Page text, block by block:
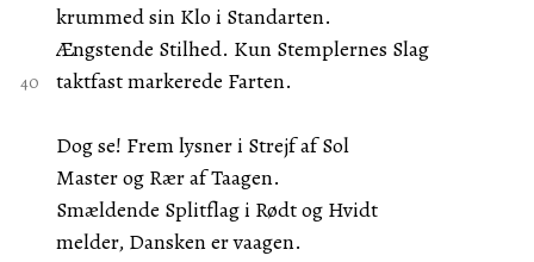
krummed sin Klo i Standarten.
Ængstende Stilhed. Kun Stemplernes Slag
taktfast markerede Farten.
Dog se! Frem lysner i Strejf af Sol
Master og Rær af Taagen.
Smældende Splitflag i Rødt og Hvidt
melder, Dansken er vaagen.